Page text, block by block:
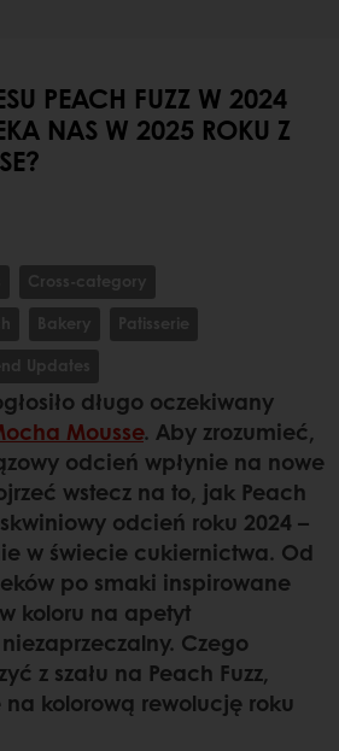
PEACH FUZZ W 2024
NAS W 2025 ROKU Z
Cross-category
Bakery
Patisserie
Updates
długo oczekiwany
Mousse. Aby zrozumieć,
odcień wpłynie na nowe
wstecz na to, jak Peach
odcień roku 2024 –
w świecie cukiernictwa. Od
po smaki inspirowane
koloru na apetyt
Czego
z szału na Peach Fuzz,
kolorową rewolucję roku